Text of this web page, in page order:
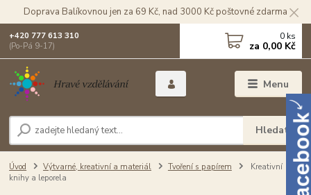
Doprava Balíkovnou jen za 69 Kč, nad 3000 Kč poštovné zdarma
Menu
Hledat
+420 777 613 310
(Po-Pá 9-17)
0 ks
za 0,00 Kč
Úvod Výtvarné, kreativní a materiál Tvoření s papírem
Kreativní
knihy a leporela